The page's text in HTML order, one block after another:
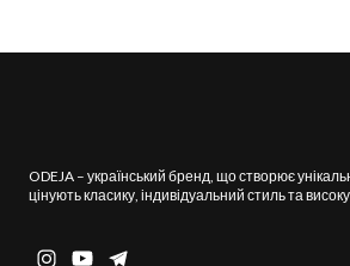
ODEJA – український бренд, що створює
цінують класику, індивідуальний стиль та високу